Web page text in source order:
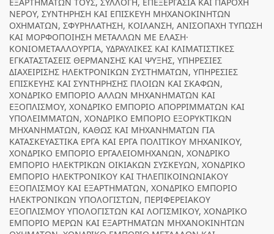
ΝΕΡΟΥ, ΣΥΝΤΗΡΗΣΗ ΚΑΙ ΕΠΙΣΚΕΥΗ ΜΗΧΑΝΟΚΙΝΗΤΩΝ
ΟΧΗΜΑΤΩΝ, ΣΦΥΡΗΛΑΤΗΣΗ, ΚΟΙΛΑΝΣΗ, ΑΝΙΣΟΠΑΧΗ ΤΥΠΩΣΗ
ΚΑΙ ΜΟΡΦΟΠΟΙΗΣΗ ΜΕΤΑΛΛΩΝ ΜΕ ΕΛΑΣΗ·
ΚΟΝΙΟΜΕΤΑΛΛΟΥΡΓΙΑ, ΥΔΡΑΥΛΙΚΕΣ ΚΑΙ ΚΛΙΜΑΤΙΣΤΙΚΕΣ
ΕΓΚΑΤΑΣΤΑΣΕΙΣ ΘΕΡΜΑΝΣΗΣ ΚΑΙ ΨΥΞΗΣ, ΥΠΗΡΕΣΙΕΣ
ΔΙΑΧΕΙΡΙΣΗΣ ΗΛΕΚΤΡΟΝΙΚΩΝ ΣΥΣΤΗΜΑΤΩΝ, ΥΠΗΡΕΣΙΕΣ
ΕΠΙΣΚΕΥΗΣ ΚΑΙ ΣΥΝΤΗΡΗΣΗΣ ΠΛΟΙΩΝ ΚΑΙ ΣΚΑΦΩΝ,
ΧΟΝΔΡΙΚΟ ΕΜΠΟΡΙΟ ΑΛΛΩΝ ΜΗΧΑΝΗΜΑΤΩΝ ΚΑΙ
ΕΞΟΠΛΙΣΜΟΥ, ΧΟΝΔΡΙΚΟ ΕΜΠΟΡΙΟ ΑΠΟΡΡΙΜΜΑΤΩΝ ΚΑΙ
ΥΠΟΛΕΙΜΜΑΤΩΝ, ΧΟΝΔΡΙΚΟ ΕΜΠΟΡΙΟ ΕΞΟΡΥΚΤΙΚΩΝ
ΜΗΧΑΝΗΜΑΤΩΝ, ΚΑΘΩΣ ΚΑΙ ΜΗΧΑΝΗΜΑΤΩΝ ΓΙΑ
ΚΑΤΑΣΚΕΥΑΣΤΙΚΑ ΕΡΓΑ ΚΑΙ ΕΡΓΑ ΠΟΛΙΤΙΚΟΥ ΜΗΧΑΝΙΚΟΥ,
ΧΟΝΔΡΙΚΟ ΕΜΠΟΡΙΟ ΕΡΓΑΛΕΙΟΜΗΧΑΝΩΝ, ΧΟΝΔΡΙΚΟ
ΕΜΠΟΡΙΟ ΗΛΕΚΤΡΙΚΩΝ ΟΙΚΙΑΚΩΝ ΣΥΣΚΕΥΩΝ, ΧΟΝΔΡΙΚΟ
ΕΜΠΟΡΙΟ ΗΛΕΚΤΡΟΝΙΚΟΥ ΚΑΙ ΤΗΛΕΠΙΚΟΙΝΩΝΙΑΚΟΥ
ΕΞΟΠΛΙΣΜΟΥ ΚΑΙ ΕΞΑΡΤΗΜΑΤΩΝ, ΧΟΝΔΡΙΚΟ ΕΜΠΟΡΙΟ
ΗΛΕΚΤΡΟΝΙΚΩΝ ΥΠΟΛΟΓΙΣΤΩΝ, ΠΕΡΙΦΕΡΕΙΑΚΟΥ
ΕΞΟΠΛΙΣΜΟΥ ΥΠΟΛΟΓΙΣΤΩΝ ΚΑΙ ΛΟΓΙΣΜΙΚΟΥ, ΧΟΝΔΡΙΚΟ
ΕΜΠΟΡΙΟ ΜΕΡΩΝ ΚΑΙ ΕΞΑΡΤΗΜΑΤΩΝ ΜΗΧΑΝΟΚΙΝΗΤΩΝ